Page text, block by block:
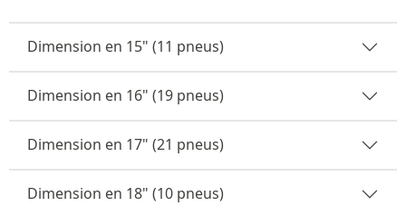
Dimension en 15" (11 pneus)
Dimension en 16" (19 pneus)
Dimension en 17" (21 pneus)
Dimension en 18" (10 pneus)